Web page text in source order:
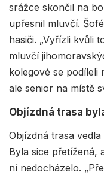
srážce skončil na
upřesnil mluvčí.
hasiči. „Vyřízli kvůli
mluvčí
kolegové se podíleli
ale senior na místě
Objízdná trasa
Objízdná trasa
Byla sice přetížená,
ní nedocházelo.